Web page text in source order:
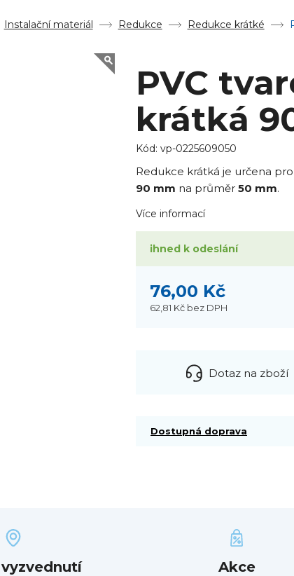
Instalační materiál Redukce Redukce krátké
PVC
krátká
Kód: vp-0225609050
Redukce krátká je určena
90 mm na průměr 50 mm.
Více informací
ihned k odeslání
76,00 Kč
62,81 Kč bez DPH
Dotaz na zboží
Dostupná doprava
Akce